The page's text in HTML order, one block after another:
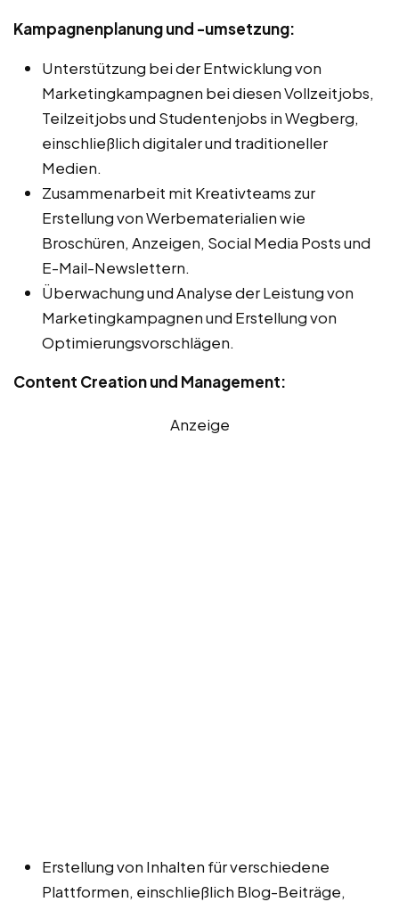
Kampagnenplanung und -umsetzung:
Unterstützung bei der Entwicklung von
Marketingkampagnen bei diesen Vollzeitjobs,
Teilzeitjobs und Studentenjobs in Wegberg,
einschließlich digitaler und traditioneller
Medien.
Zusammenarbeit mit Kreativteams zur
Erstellung von Werbematerialien wie
Broschüren, Anzeigen, Social Media Posts und
E-Mail-Newslettern.
Überwachung und Analyse der Leistung von
Marketingkampagnen und Erstellung von
Optimierungsvorschlägen.
Content Creation und Management:
Anzeige
Erstellung von Inhalten für verschiedene
Plattformen, einschließlich Blog-Beiträge,